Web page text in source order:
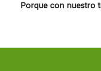
Porque con nuestro